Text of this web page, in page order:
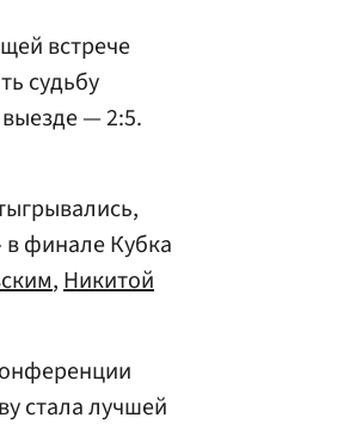
встрече
судьбу
— 2:5.
финале Кубка
,Никитой
стала лучшей